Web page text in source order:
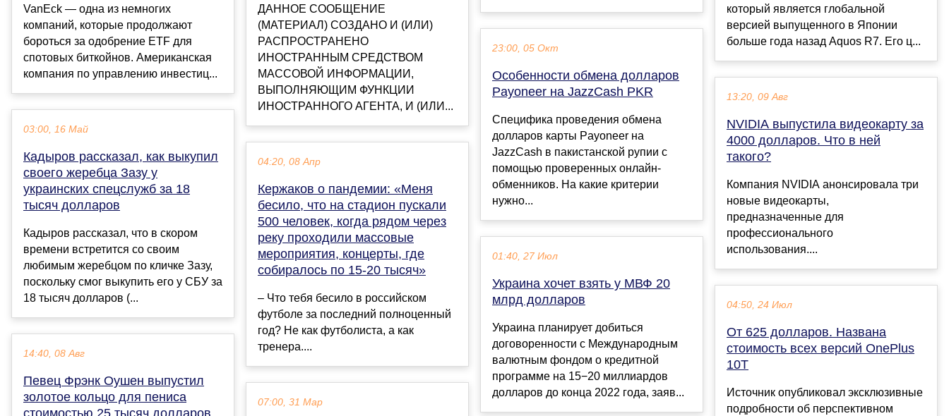
VanEck — одна из немногих
компаний, которые продолжают
бороться за одобрение ETF для
спотовых биткойнов. Американская
компания по управлению инвестиц...
03:00, 16 Май
Кадыров рассказал, как выкупил
своего жеребца Зазу у
украинских спецслужб за 18
тысяч долларов
Кадыров рассказал, что в скором
времени встретится со своим
любимым жеребцом по кличке Зазу,
поскольку смог выкупить его у СБУ за
18 тысяч долларов (...
14:40, 08 Авг
Певец Фрэнк Оушен выпустил
золотое кольцо для пениса
ДАННОЕ СООБЩЕНИЕ
(МАТЕРИАЛ) СОЗДАНО И (ИЛИ)
РАСПРОСТРАНЕНО
ИНОСТРАННЫМ СРЕДСТВОМ
МАССОВОЙ ИНФОРМАЦИИ,
ВЫПОЛНЯЮЩИМ ФУНКЦИИ
ИНОСТРАННОГО АГЕНТА, И (ИЛИ...
04:20, 08 Апр
Кержаков о пандемии: «Меня
бесило, что на стадион пускали
500 человек, когда рядом через
реку проходили массовые
мероприятия, концерты, где
собиралось по 15-20 тысяч»
– Что тебя бесило в российском
футболе за последний полноценный
год? Не как футболиста, а как
тренера....
07:00, 31 Мар
23:00, 05 Окт
Особенности обмена долларов
Payoneer на JazzCash PKR
Специфика проведения обмена
долларов карты Payoneer на
JazzCash в пакистанской рупии с
помощью проверенных онлайн-
обменников. На какие критерии
нужно...
01:40, 27 Июл
Украина хочет взять у МВФ 20
млрд долларов
Украина планирует добиться
договоренности с Международным
валютным фондом о кредитной
программе на 15−20 миллиардов
долларов до конца 2022 года, заяв...
который является глобальной
версией выпущенного в Японии
больше года назад Aquos R7. Его ц...
13:20, 09 Авг
NVIDIA выпустила видеокарту за
4000 долларов. Что в ней
такого?
Компания NVIDIA анонсировала три
новые видеокарты,
предназначенные для
профессионального
использования....
04:50, 24 Июл
От 625 долларов. Названа
стоимость всех версий OnePlus
10T
Источник опубликовал эксклюзивные
подробности об перспективном